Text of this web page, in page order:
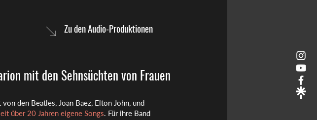
Zu den Audio-Produktionen
mit den Sehnsüchten von Frauen
den Beatles, Joan Baez, Elton John, und
über 20 Jahren eigene Songs. Für ihre Band